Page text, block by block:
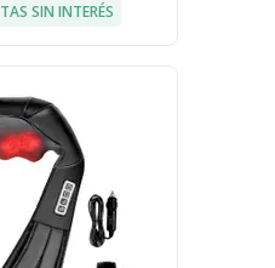
SIN INTERÉS